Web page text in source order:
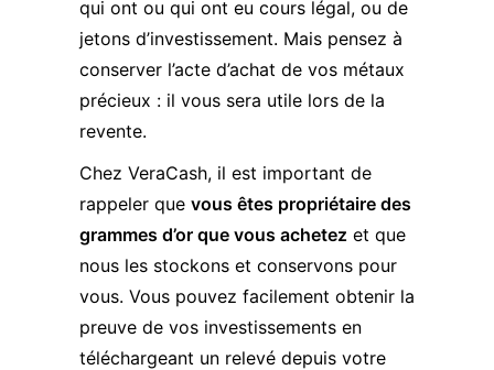
qui ont ou qui ont eu cours légal, ou de
jetons d’investissement. Mais pensez à
conserver l’acte d’achat de vos métaux
précieux : il vous sera utile lors de la
revente.
Chez VeraCash, il est important de
rappeler que vous êtes propriétaire des
grammes d’or que vous achetez et que
nous les stockons et conservons pour
vous. Vous pouvez facilement obtenir la
preuve de vos investissements en
téléchargeant un relevé depuis votre